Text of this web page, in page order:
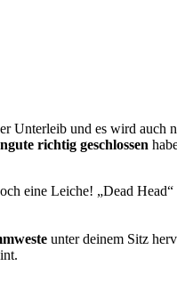
und es wird auch
richtig geschlossen
eine Leiche! „Dead
unter deinem Sitz